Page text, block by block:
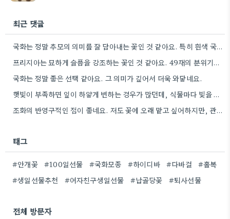
최근 댓글
국화는 정말 추모의 의미를 잘 담아내는 꽃인 것 같아요. 특히 흰색 국화가 은은하게 슬픔을 표현하는…
프리지아는 묘하게 슬픔을 강조하는 꽃인 것 같아요. 49재의 분위기를 생각하면, 좀 더 차분한 종류를 고려하는…
국화는 정말 좋은 선택 같아요. 그 의미가 깊어서 더욱 와닿네요.
햇빛이 부족하면 잎이 하얗게 변하는 경우가 많던데, 식물마다 빛을 좋아하는 양이 다르니까 꼭 확인하는 게…
조화의 반영구적인 점이 좋네요. 저도 꽃에 오래 맡고 싶어하지만, 관리가 번거롭다는 게 아쉽습니다.
태그
#안개꽃 #100일선물 #국화모종 #하이디바 #다바걸
#홀복
#생일선물추천
#여자친구생일선물 #납골당꽃 #퇴사선물
전체 방문자